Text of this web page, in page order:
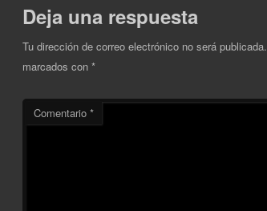
Deja una respuesta
Tu dirección de correo electrónico no será publicada.
marcados con *
Comentario *